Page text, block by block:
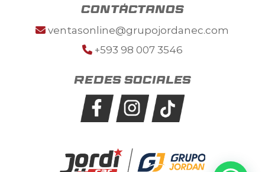
contáctanos
ventasonline@grupojordanec.com
+593 98 007 3546
Redes sociales